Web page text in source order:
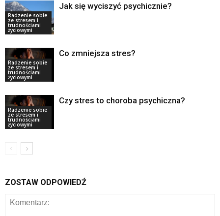
Radzenie sobie
ze stresem i
trudnościami
życiowymi
Jak się wyciszyć psychicznie?
Radzenie sobie
ze stresem i
trudnościami
życiowymi
Co zmniejsza stres?
Radzenie sobie
ze stresem i
trudnościami
życiowymi
Czy stres to choroba psychiczna?
ZOSTAW ODPOWIEDŹ